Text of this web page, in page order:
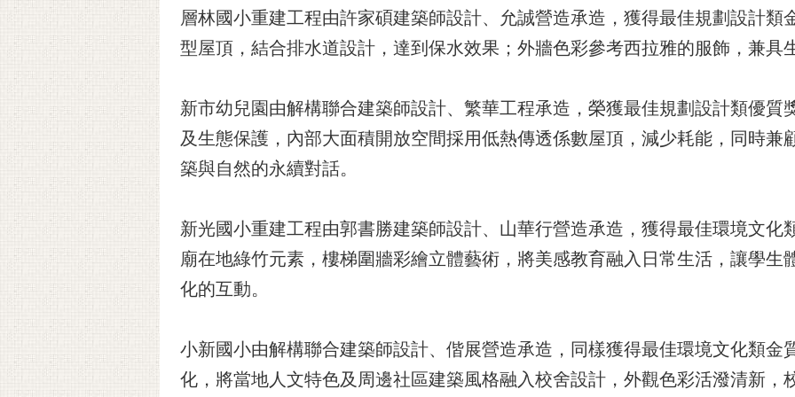
層林國小重建工程由許家碩建築師設計、允誠營造承造，獲得最佳規劃設計類
型屋頂，結合排水道設計，達到保水效果；外牆色彩參考西拉雅的服飾，兼具
新市幼兒園由解構聯合建築師設計、繁華工程承造，榮獲最佳規劃設計類優質
及生態保護，內部大面積開放空間採用低熱傳透係數屋頂，減少耗能，同時兼
築與自然的永續對話。
新光國小重建工程由郭書勝建築師設計、山華行營造承造，獲得最佳環境文化
廟在地綠竹元素，樓梯圍牆彩繪立體藝術，將美感教育融入日常生活，讓學生
化的互動。
小新國小由解構聯合建築師設計、偕展營造承造，同樣獲得最佳環境文化類金
化，將當地人文特色及周邊社區建築風格融入校舍設計，外觀色彩活潑清新，